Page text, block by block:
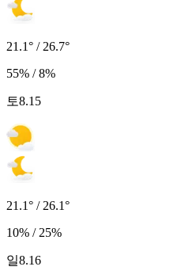
21.1° / 26.7°
55% / 8%
토8.15
21.1° / 26.1°
10% / 25%
일8.16